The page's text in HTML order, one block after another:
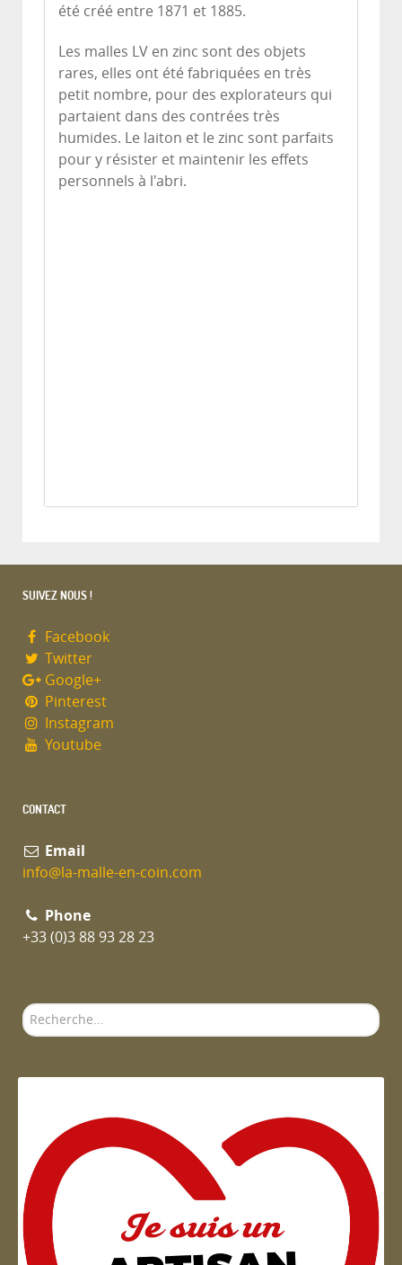
été créé entre 1871 et 1885.
Les malles LV en zinc sont des objets
rares, elles ont été fabriquées en très
petit nombre, pour des explorateurs qui
partaient dans des contrées très
humides. Le laiton et le zinc sont parfaits
pour y résister et maintenir les effets
personnels à l'abri.
SUIVEZ NOUS !
Facebook
Twitter
Google+
Pinterest
Instagram
Youtube
CONTACT
Email
info@la-malle-en-coin.com
Phone
+33 (0)3 88 93 28 23
Rechercher